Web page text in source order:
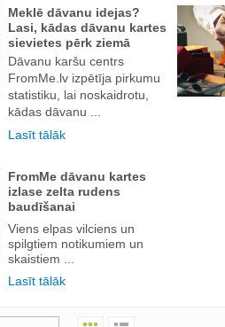
Meklē dāvanu idejas?
Lasi, kādas dāvanu kartes
sievietes pērk ziemā
Dāvanu karšu centrs
FromMe.lv izpētīja pirkumu
statistiku, lai noskaidrotu,
kādas dāvanu ...
Lasīt tālāk
FromMe dāvanu kartes
izlase zelta rudens
baudīšanai
Viens elpas vilciens un
spilgtiem notikumiem un
skaistiem ...
Lasīt tālāk